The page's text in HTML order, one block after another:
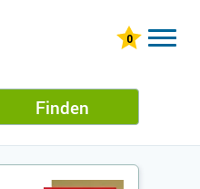
Finden